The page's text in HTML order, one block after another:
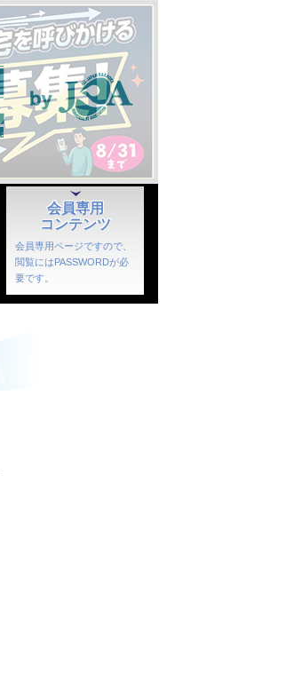
会員専用
コンテンツ
会員専用ページですので、
閲覧にはPASSWORDが必
要です。